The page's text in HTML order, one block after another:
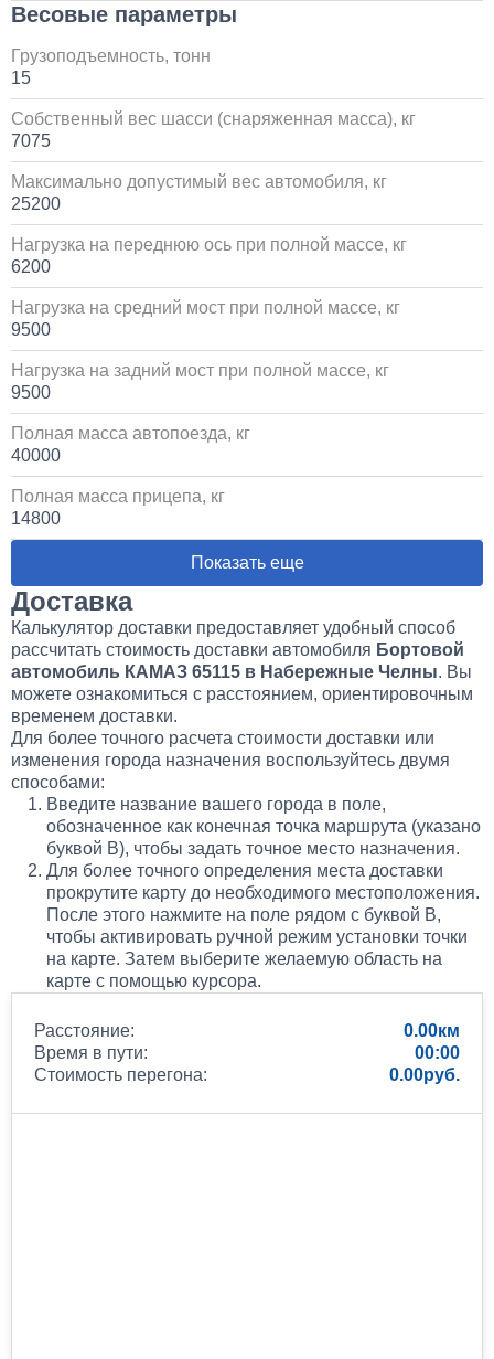
Весовые параметры
Грузоподъемность, тонн
15
Собственный вес шасси (снаряженная масса), кг
7075
Максимально допустимый вес автомобиля, кг
25200
Нагрузка на переднюю ось при полной массе, кг
6200
Нагрузка на средний мост при полной массе, кг
9500
Нагрузка на задний мост при полной массе, кг
9500
Полная масса автопоезда, кг
40000
Полная масса прицепа, кг
14800
Показать еще
Доставка
Калькулятор доставки предоставляет удобный способ
рассчитать стоимость доставки автомобиля Бортовой
автомобиль КАМАЗ 65115 в Набережные Челны. Вы
можете ознакомиться с расстоянием, ориентировочным
временем доставки.
Для более точного расчета стоимости доставки или
изменения города назначения воспользуйтесь двумя
способами:
Введите название вашего города в поле,
обозначенное как конечная точка маршрута (указано
буквой B), чтобы задать точное место назначения.
Для более точного определения места доставки
прокрутите карту до необходимого местоположения.
После этого нажмите на поле рядом с буквой B,
чтобы активировать ручной режим установки точки
на карте. Затем выберите желаемую область на
карте с помощью курсора.
Расстояние:
0.00
Время в пути:
00:00
Стоимость перегона:
0.00